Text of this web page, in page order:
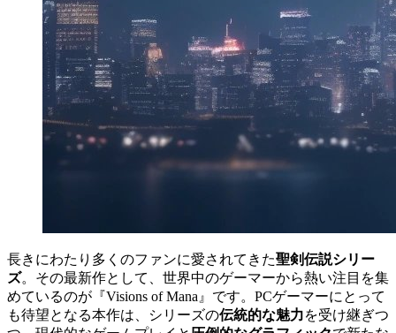
長きにわたり多くのファンに愛されてきた聖剣伝説シリー
ズ。その最新作として、世界中のゲーマーから熱い注目を集
めているのが『Visions of Mana』です。PCゲーマーにとって
も待望となる本作は、シリーズの伝統的な魅力を受け継ぎつ